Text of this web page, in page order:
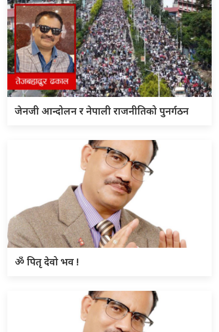
जेनजी आन्दोलन र नेपाली राजनीतिको पुनर्गठन
ॐ पितृ देवो भव !